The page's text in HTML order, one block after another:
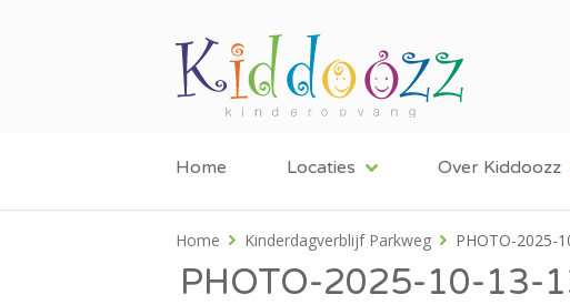
Home Locaties Over Kiddoozz
Home Kinderdagverblijf Parkweg PHOTO-2025-
PHOTO-2025-10-13-